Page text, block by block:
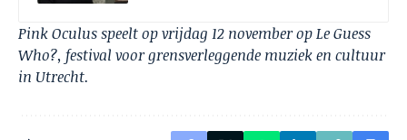
Pink Oculus speelt op vrijdag 12 november opLe Guess
Who?, festival voor grensverleggende muziek en cultuur
in Utrecht.